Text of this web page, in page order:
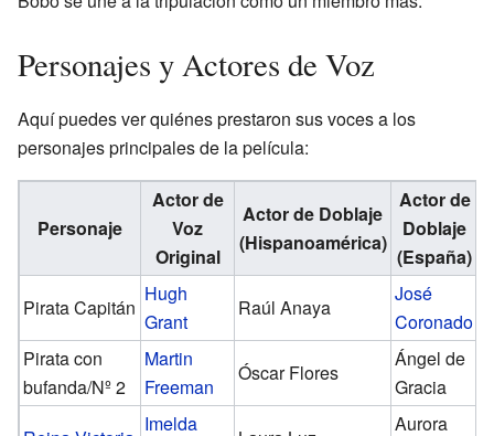
Personajes y Actores de Voz
Aquí puedes ver quiénes prestaron sus voces a los
personajes principales de la película:
Personaje
Actor de
Voz
Original
Actor de Doblaje
(Hispanoamérica)
Actor de
Doblaje
(España)
Pirata Capitán
Hugh
Grant
Raúl Anaya
José
Coronado
Pirata con
bufanda/Nº 2
Martin
Freeman
Óscar Flores
Ángel de
Gracia
Imelda
Aurora